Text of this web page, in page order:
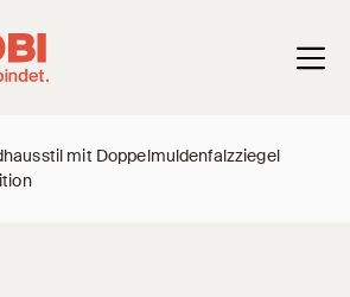
mit Doppelmuldenfalzziegel